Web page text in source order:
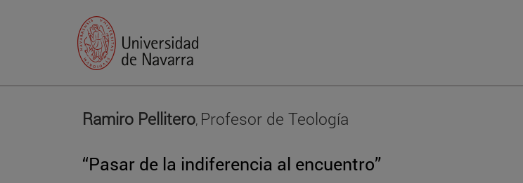
Ramiro Pellitero, Profesor de Teología
“Pasar de la indiferencia al encuentro”